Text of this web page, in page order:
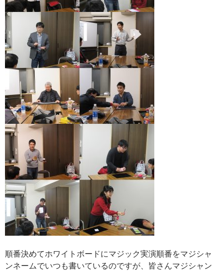
順番決めてホワイトボードにマジック実演順番をマジシャ
ンネームでいつも書いているのですが、皆さんマジシャン